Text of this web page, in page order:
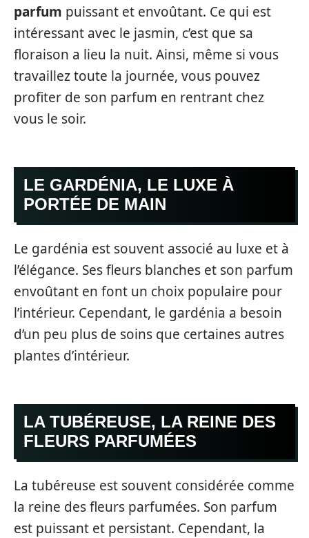
parfum puissant et envoûtant. Ce qui est
intéressant avec le jasmin, c’est que sa
floraison a lieu la nuit. Ainsi, même si vous
travaillez toute la journée, vous pouvez
profiter de son parfum en rentrant chez
vous le soir.
LE GARDÉNIA, LE LUXE À
PORTÉE DE MAIN
Le gardénia est souvent associé au luxe et à
l’élégance. Ses fleurs blanches et son parfum
envoûtant en font un choix populaire pour
l’intérieur. Cependant, le gardénia a besoin
d’un peu plus de soins que certaines autres
plantes d’intérieur.
LA TUBÉREUSE, LA REINE DES
FLEURS PARFUMÉES
La tubéreuse est souvent considérée comme
la reine des fleurs parfumées. Son parfum
est puissant et persistant. Cependant, la